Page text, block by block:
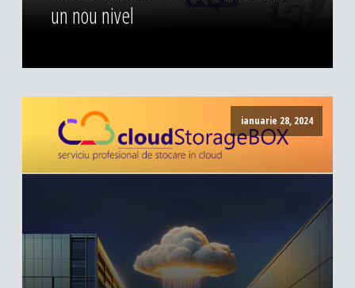
un nou nivel
ianuarie 28, 2024